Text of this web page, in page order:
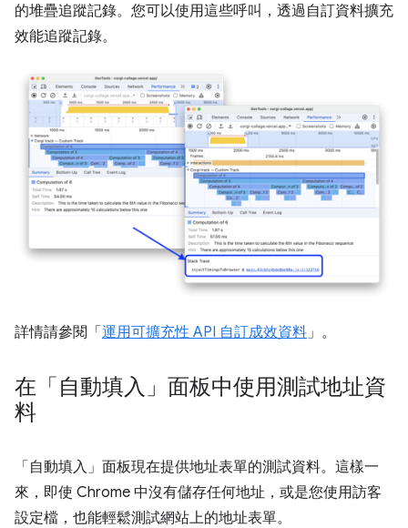
的堆疊追蹤記錄。您可以使用這些呼叫，透過自訂資料擴充
效能追蹤記錄。
詳情請參閱「 運用可擴充性 API 自訂成效資料」。
在「自動填入」面板中使用測試地址資
料
「自動填入」 面板現在提供地址表單的測試資料。這樣一
來，即使 Chrome 中沒有儲存任何地址，或是您使用訪客
設定檔，也能輕鬆測試網站上的地址表單。